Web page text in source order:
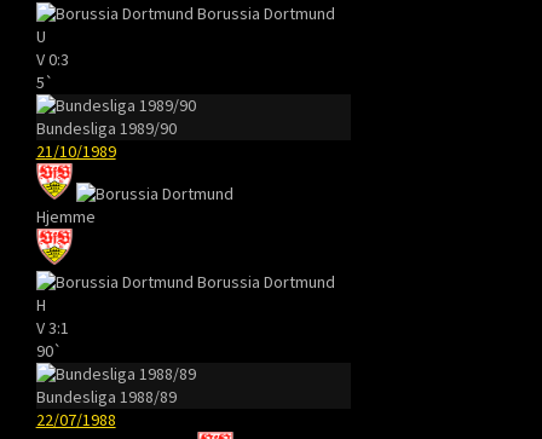
Borussia Dortmund
U
V0:3
5`
Bundesliga 1989/90
21/10/1989
Hjemme
Borussia Dortmund
H
V3:1
90`
Bundesliga 1988/89
22/07/1988